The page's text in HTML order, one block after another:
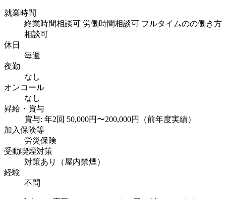
就業時間
終業時間相談可 労働時間相談可 フルタイムのの働き方
相談可
休日
毎週
夜勤
なし
オンコール
なし
昇給・賞与
賞与: 年2回 50,000円〜200,000円（前年度実績）
加入保険等
労災保険
受動喫煙対策
対策あり（屋内禁煙）
経験
不問